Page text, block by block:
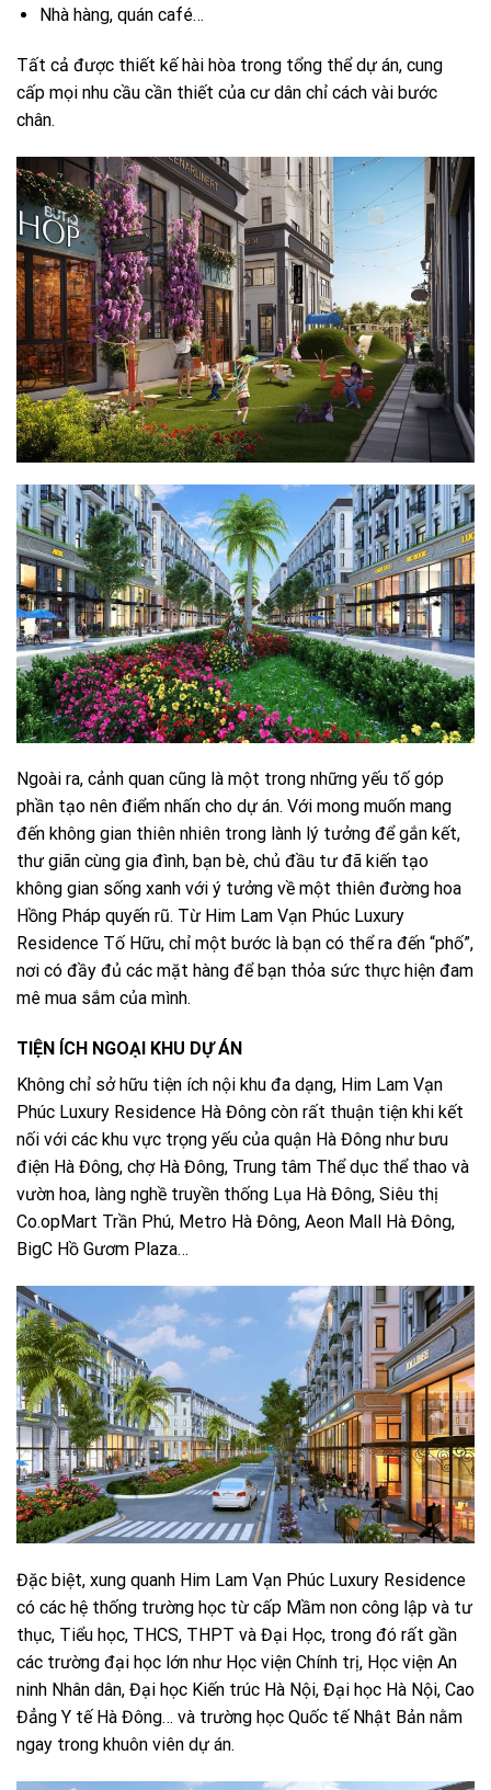
Nhà hàng, quán café…
Tất cả được thiết kế hài hòa trong tổng thể dự án, cung
cấp mọi nhu cầu cần thiết của cư dân chỉ cách vài bước
chân.
Ngoài ra, cảnh quan cũng là một trong những yếu tố góp
phần tạo nên điểm nhấn cho dự án. Với mong muốn mang
đến không gian thiên nhiên trong lành lý tưởng để gắn kết,
thư giãn cùng gia đình, bạn bè, chủ đầu tư đã kiến tạo
không gian sống xanh với ý tưởng về một thiên đường hoa
Hồng Pháp quyến rũ. Từ Him Lam Vạn Phúc Luxury
Residence Tố Hữu, chỉ một bước là bạn có thể ra đến “phố”,
nơi có đầy đủ các mặt hàng để bạn thỏa sức thực hiện đam
mê mua sắm của mình.
TIỆN ÍCH NGOẠI KHU DỰ ÁN
Không chỉ sở hữu tiện ích nội khu đa dạng, Him Lam Vạn
Phúc Luxury Residence Hà Đông còn rất thuận tiện khi kết
nối với các khu vực trọng yếu của quận Hà Đông như bưu
điện Hà Đông, chợ Hà Đông, Trung tâm Thể dục thể thao và
vườn hoa, làng nghề truyền thống Lụa Hà Đông, Siêu thị
Co.opMart Trần Phú, Metro Hà Đông, Aeon Mall Hà Đông,
BigC Hồ Gươm Plaza…
Đặc biệt, xung quanh Him Lam Vạn Phúc Luxury Residence
có các hệ thống trường học từ cấp Mầm non công lập và tư
thục, Tiểu học, THCS, THPT và Đại Học, trong đó rất gần
các trường đại học lớn như Học viện Chính trị, Học viện An
ninh Nhân dân, Đại học Kiến trúc Hà Nội, Đại học Hà Nội, Cao
Đẳng Y tế Hà Đông… và trường học Quốc tế Nhật Bản nằm
ngay trong khuôn viên dự án.